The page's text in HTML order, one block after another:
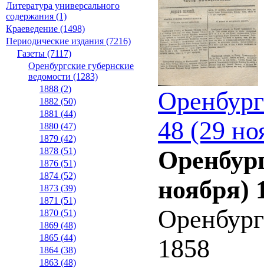
Литература универсального
содержания (1)
Краеведение (1498)
Периодические издания (7216)
Газеты (7117)
Оренбургские губернские
ведомости (1283)
1888 (2)
1882 (50)
1881 (44)
1880 (47)
1879 (42)
1878 (51)
1876 (51)
1874 (52)
1873 (39)
1871 (51)
1870 (51)
1869 (48)
1865 (44)
1864 (38)
1863 (48)
48 (29
ноября)
1858